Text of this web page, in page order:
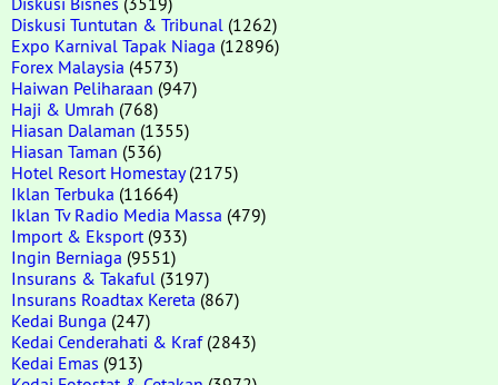
Diskusi Tuntutan & Tribunal (1262)
Expo Karnival Tapak Niaga (12896)
Forex Malaysia (4573)
Haiwan Peliharaan (947)
Haji & Umrah (768)
Hiasan Dalaman (1355)
Hiasan Taman (536)
Hotel Resort Homestay(2175)
Iklan Terbuka (11664)
Iklan Tv Radio Media Massa (479)
Import & Eksport (933)
Ingin Berniaga (9551)
Insurans & Takaful (3197)
Insurans Roadtax Kereta (867)
Kedai Bunga (247)
Kedai Cenderahati & Kraf(2843)
Kedai Emas (913)